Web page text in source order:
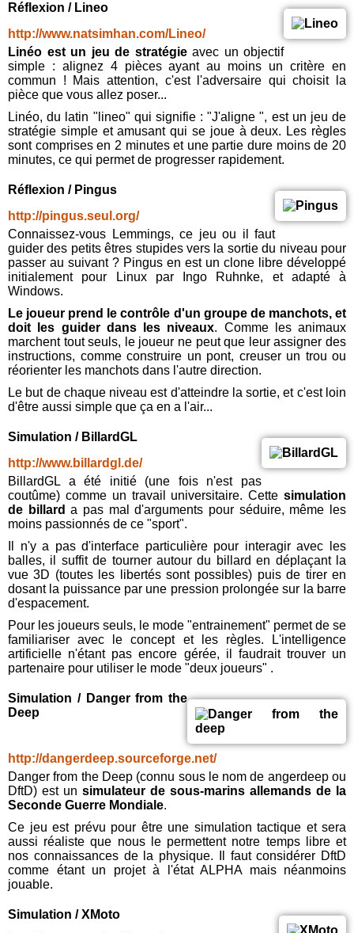
Réflexion / Lineo
http://www.natsimhan.com/Lineo/
Linéo est un jeu de stratégieavec un objectif
simple : alignez 4 pièces ayant au moins un critère en
commun ! Mais attention, c'est l'adversaire qui choisit la
pièce que vous allez poser...
Linéo, du latin "lineo" qui signifie : "J'aligne ", est un jeu de
stratégie simple et amusant qui se joue à deux. Les règles
sont comprises en 2 minutes et une partie dure moins de 20
minutes, ce qui permet de progresser rapidement.
Réflexion / Pingus
http://pingus.seul.org/
Connaissez-vous Lemmings, ce jeu ou il faut
guider des petits êtres stupides vers la sortie du niveau pour
passer au suivant ? Pingus en est un clone libre développé
initialement pour Linux par Ingo Ruhnke, et adapté à
Windows.
Le joueur prend le contrôle d'un groupe de manchots, et
doit les guider dans les niveaux. Comme les animaux
marchent tout seuls, le joueur ne peut que leur assigner des
instructions, comme construire un pont, creuser un trou ou
réorienter les manchots dans l'autre direction.
Le but de chaque niveau est d'atteindre la sortie, et c'est loin
d'être aussi simple que ça en a l'air...
Simulation / BillardGL
http://www.billardgl.de/
BillardGL a été initié (une fois n'est pas
coutûme) comme un travail universitaire. Cette simulation
de billard a pas mal d'arguments pour séduire, même les
moins passionnés de ce "sport".
Il n'y a pas d'interface particulière pour interagir avec les
balles, il suffit de tourner autour du billard en déplaçant la
vue 3D (toutes les libertés sont possibles) puis de tirer en
dosant la puissance par une pression prolongée sur la barre
d'espacement.
Pour les joueurs seuls, le mode "entrainement" permet de se
familiariser avec le concept et les règles. L'intelligence
artificielle n'étant pas encore gérée, il faudrait trouver un
partenaire pour utiliser le mode "deux joueurs" .
Simulation / Danger from the
Deep
http://dangerdeep.sourceforge.net/
Danger from the Deep (connu sous le nom de angerdeep ou
DftD) est un simulateur de sous-marins allemands de la
Seconde Guerre Mondiale.
Ce jeu est prévu pour être une simulation tactique et sera
aussi réaliste que nous le permettent notre temps libre et
nos connaissances de la physique. Il faut considérer DftD
comme étant un projet à l'état ALPHA mais néanmoins
jouable.
Simulation / XMoto